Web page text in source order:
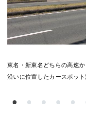
東名・新東名どちらの高速
沿いに位置したカースポット